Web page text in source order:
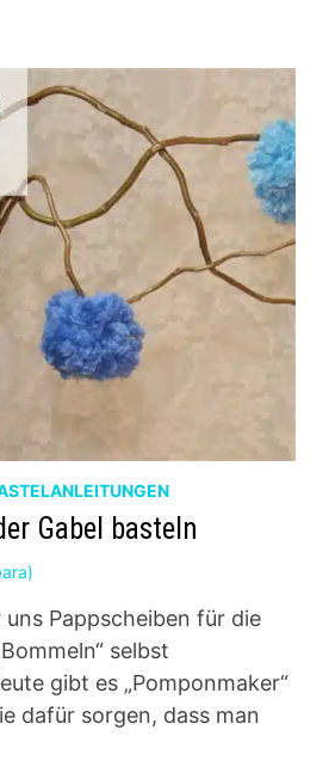
Gabel basteln
Pappscheiben für die
selbst
gibt es „Pomponmaker“
dafür sorgen, dass man